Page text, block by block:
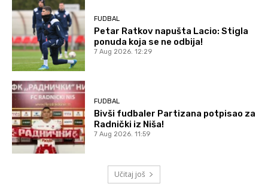
FUDBAL
Petar Ratkov napušta Lacio: Stigla
ponuda koja se ne odbija!
7 Aug 2026. 12:29
FUDBAL
Bivši fudbaler Partizana potpisao za
Radnički iz Niša!
7 Aug 2026. 11:59
Učitaj još